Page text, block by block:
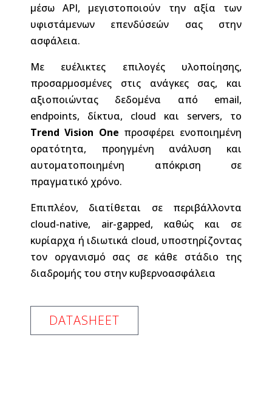
μέσω API, μεγιστοποιούν την αξία των
υφιστάμενων επενδύσεών σας στην
ασφάλεια.
Με ευέλικτες επιλογές υλοποίησης,
προσαρμοσμένες στις ανάγκες σας, και
αξιοποιώντας δεδομένα από email,
endpoints, δίκτυα, cloud και servers, το
Trend Vision One προσφέρει ενοποιημένη
ορατότητα, προηγμένη ανάλυση και
αυτοματοποιημένη απόκριση σε
πραγματικό χρόνο.
Επιπλέον, διατίθεται σε περιβάλλοντα
cloud-native, air-gapped, καθώς και σε
κυρίαρχα ή ιδιωτικά cloud, υποστηρίζοντας
τον οργανισμό σας σε κάθε στάδιο της
διαδρομής του στην κυβερνοασφάλεια
DATASHEET